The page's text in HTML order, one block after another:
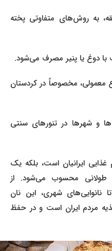
به روش‌های متفاوتی پخته
دوغ یا پنیر مصرف می‌شود.
مخصوصاً در کردستان
و شهرها در تنورهای سنتی
ایرانیان است، بلکه یک
محسوب می‌شود. از
شهری، این نان
مردم ایران است و در حفظ